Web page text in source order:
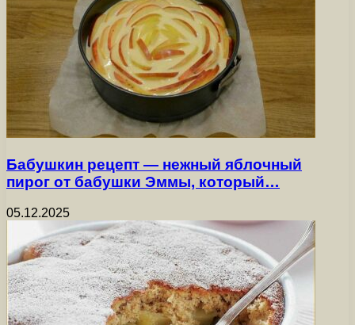
Бабушкин рецепт — нежный яблочный
пирог от бабушки Эммы, который…
05.12.2025